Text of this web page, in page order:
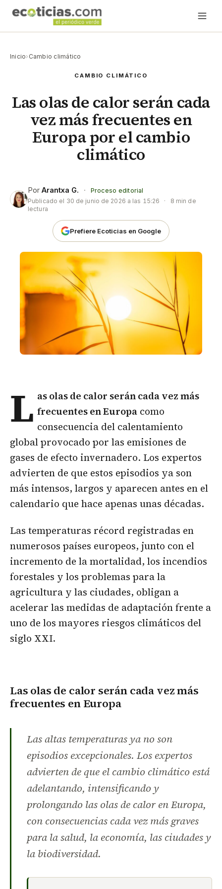
Inicio› Cambio climático
CAMBIO CLIMÁTICO
Las olas de calor serán cada
vez más frecuentes en
Europa por el cambio
climático
Por Arantxa G. ·
Proceso editorial
Publicado el 30 de junio de 2026 a las 15:26 ·
8 min de
lectura
Prefiere Ecoticias en Google
L asolas de calor serán cada vez más
frecuentes en Europa como
consecuencia del calentamiento
global provocado por las emisiones de
gases de efecto invernadero. Los expertos
advierten de que estos episodios ya son
más intensos, largos y aparecen antes en el
calendario que hace apenas unas décadas.
Las temperaturas récord registradas en
numerosos países europeos, junto con el
incremento de la mortalidad, los incendios
forestales y los problemas para la
agricultura y las ciudades, obligan a
acelerar las medidas de adaptación frente a
uno de los mayores riesgos climáticos del
siglo XXI.
Las olas de calor serán cada vez más
frecuentes en Europa
Las altas temperaturas ya no son
episodios excepcionales. Los expertos
advierten de que el cambio climático está
adelantando, intensificando y
prolongando las olas de calor en Europa,
con consecuencias cada vez más graves
para la salud, la economía, las ciudades y
la biodiversidad.